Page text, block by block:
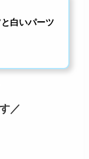
白いパーツ
／